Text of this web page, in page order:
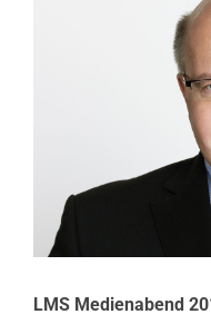
LMS Medienabend